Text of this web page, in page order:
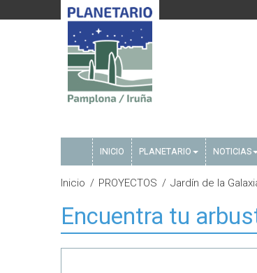
INICIO PLANETARIO NOTICIAS
Inicio PROYECTOS Jardín de la
Encuentra tu